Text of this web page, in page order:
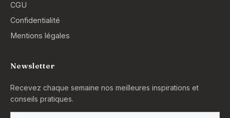
CGU
Confidentialité
Mentions légales
Newsletter
Recevez chaque semaine nos meilleures inspirations et
conseils pratiques.